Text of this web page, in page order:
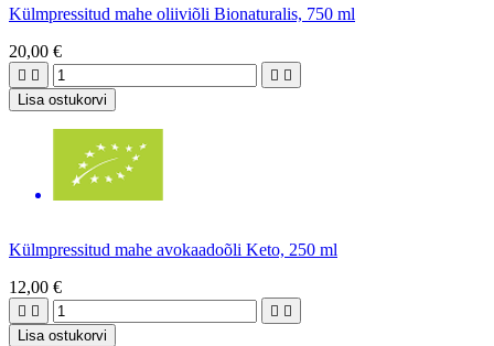
Külmpressitud mahe oliiviõli Bionaturalis, 750 ml
20,00 €
   
Lisa ostukorvi
Külmpressitud mahe avokaadoõli Keto, 250 ml
12,00 €
   
Lisa ostukorvi